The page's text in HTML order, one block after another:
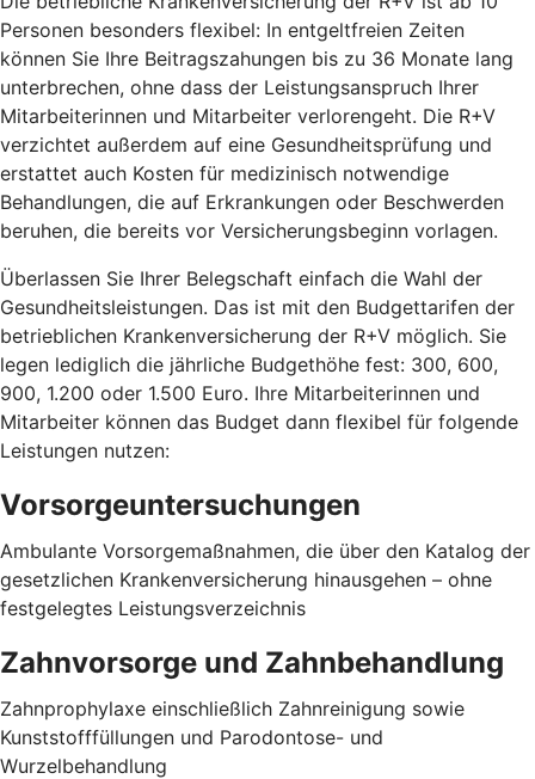
Personen besonders flexibel: In entgeltfreien Zeiten
können Sie Ihre Beitragszahungen bis zu 36 Monate lang
unterbrechen, ohne dass der Leistungsanspruch Ihrer
Mitarbeiterinnen und Mitarbeiter verlorengeht. Die R+V
verzichtet außerdem auf eine Gesundheitsprüfung und
erstattet auch Kosten für medizinisch notwendige
Behandlungen, die auf Erkrankungen oder Beschwerden
beruhen, die bereits vor Versicherungsbeginn vorlagen.
Überlassen Sie Ihrer Belegschaft einfach die Wahl der
Gesundheitsleistungen. Das ist mit den Budgettarifen der
betrieblichen Krankenversicherung der R+V möglich. Sie
legen lediglich die jährliche Budgethöhe fest: 300, 600,
900, 1.200 oder 1.500 Euro. Ihre Mitarbeiterinnen und
Mitarbeiter können das Budget dann flexibel für folgende
Leistungen nutzen:
Vorsorgeuntersuchungen
Ambulante Vorsorgemaßnahmen, die über den Katalog der
gesetzlichen Krankenversicherung hinausgehen – ohne
festgelegtes Leistungsverzeichnis
Zahnvorsorge und Zahnbehandlung
Zahnprophylaxe einschließlich Zahnreinigung sowie
Kunststofffüllungen und Parodontose- und
Wurzelbehandlung